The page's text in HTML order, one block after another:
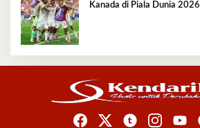
Kanada di Piala Dunia 2026